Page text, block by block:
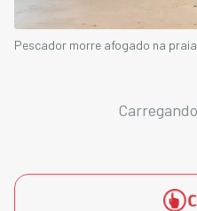
Pescador morre afogado na